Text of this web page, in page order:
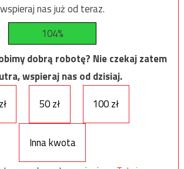
wspieraj nas już od teraz.
104%
dobrą robotę? Nie czekaj zatem
wspieraj nas od dzisiaj.
50 zł 100 zł
Inna kwota